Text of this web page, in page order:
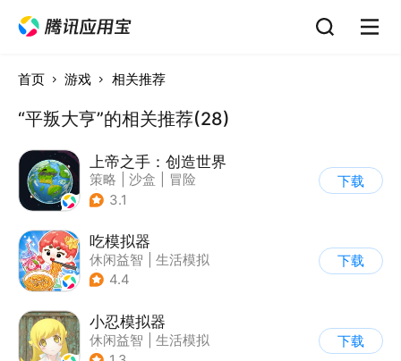
首页 游戏 相关推荐
“平叛大亨”的相关推荐(28)
上帝之手：创造世界
策略 沙盒
冒险
| 卡通
3.1
下载
吃模拟器
休闲益智
生活模拟
| 美食
4.4
下载
小忍模拟器
休闲益智
生活模拟
下载